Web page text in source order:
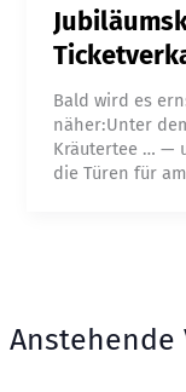
Bald wird es
näher:Unter
Kräutertee … —
die Türen für
Anstehende